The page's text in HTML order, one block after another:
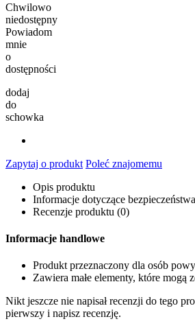
Chwilowo
niedostępny
Powiadom
mnie
o
dostępności
dodaj
do
schowka
Zapytaj o produkt Poleć znajomemu
Opis produktu
Informacje dotyczące bezpieczeństwa
Recenzje produktu (0)
Informacje handlowe
Produkt przeznaczony dla osób
Zawiera małe elementy, które mogą
Nikt jeszcze nie napisał recenzji do tego
pierwszy i napisz recenzję.